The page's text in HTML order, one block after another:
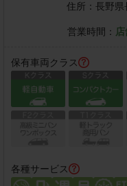
住所： 長野県
営業時間：
保有車両クラス
各種サービス